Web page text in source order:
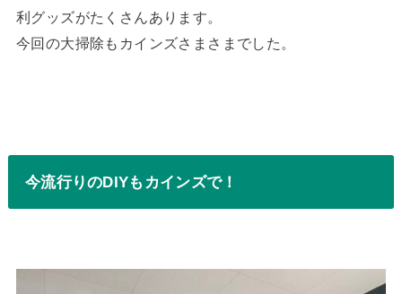
利グッズがたくさんあります。
今回の大掃除もカインズさまさまでした。
今流行りのDIYもカインズで！